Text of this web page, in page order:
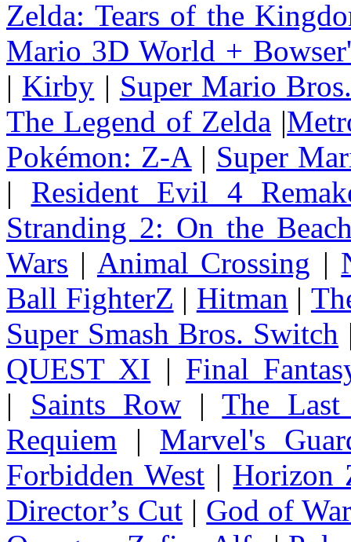
Zelda: Tears of the
Mario 3D World +
| Kirby | Super Mario
The Legend of Zelda |
Pokémon: Z-A | Super
| Resident Evil 4
Stranding 2: On the
Wars | Animal Crossing |
Ball FighterZ | Hitman |
Super Smash Bros. Switch
QUEST XI | Final
| Saints Row |The
Requiem | Marvel's
Forbidden West | Horizon
Director’s Cut | God of